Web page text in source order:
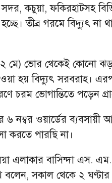
কচুয়া, ফকিরহাটসহ
তীব্র গরমে বিদ্যুৎ না
মে) ভোর থেকেই কোনো ঝড়
হয় বিদ্যুৎ সরবরাহ।
চরম ভোগান্তিতে পড়েন
নম্বর ওয়ার্ডের
করতে পারছি না।
এলাকার বাসিন্দা এস.
বলেন, সকাল থেকে ২